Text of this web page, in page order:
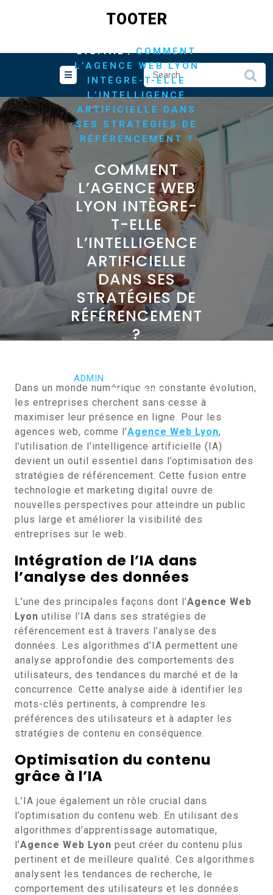
TOOTER
DIGITAL/COMMENT
L’AGENCE WEB LYON
INTÈGRE-T-ELLE
L’INTELLIGENCE
ARTIFICIELLE DANS
SES STRATÉGIES DE
RÉFÉRENCEMENT ?
COMMENT
L’AGENCE WEB
LYON INTÈGRE-
T-ELLE
L’INTELLIGENCE
ARTIFICIELLE
DANS SES
STRATÉGIES DE
RÉFÉRENCEMENT
?
ADMIN
0 TAGS
Dans un monde numérique en constante évolution,
les entreprises cherchent sans cesse à
maximiser leur présence en ligne. Pour les
agences web, comme l’Agence Web Lyon,
l’utilisation de l’intelligence artificielle (IA)
devient un outil essentiel dans l’optimisation des
stratégies de référencement. Cette fusion entre
technologie et marketing digital ouvre de
nouvelles perspectives pour atteindre un public
plus large et améliorer la visibilité des
entreprises sur le web.
Intégration de l’IA dans
l’analyse des données
L’une des principales façons dont l’Agence Web
Lyon utilise l’IA dans ses stratégies de
référencement est à travers l’analyse des
données. Les algorithmes d’IA permettent une
analyse approfondie des comportements des
utilisateurs, des tendances du marché et de la
concurrence. Cette analyse aide à identifier les
mots-clés pertinents, à comprendre les
préférences des utilisateurs et à adapter les
stratégies de contenu en conséquence.
Optimisation du contenu
grâce à l’IA
L’IA joue également un rôle crucial dans
l’optimisation du contenu web. En utilisant des
algorithmes d’apprentissage automatique,
l’Agence Web Lyon peut créer du contenu plus
pertinent et de meilleure qualité. Ces algorithmes
analysent les tendances de recherche, le
comportement des utilisateurs et les données